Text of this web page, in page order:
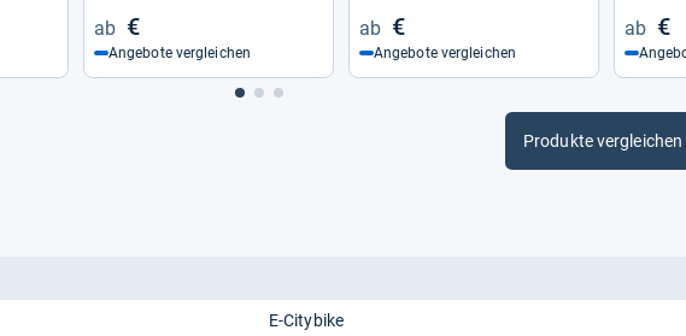
€
Angebote vergleichen
€
Angebote vergleichen
€
Produkte vergleichen
E-Citybike